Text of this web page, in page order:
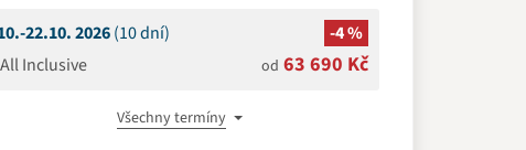
22.10. 2026(10 dní)
-4 %
All Inclusive
od 63 690 Kč
Všechny termíny